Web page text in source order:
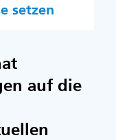
setzen
auf die